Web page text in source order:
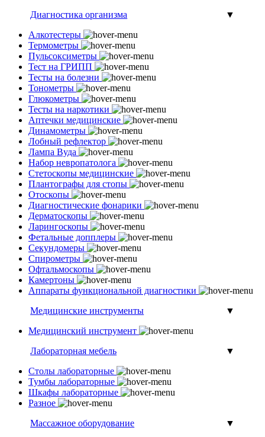
Диагностика организма
▼
Алкотестеры
Термометры
Пульсоксиметры
Тест на ГРИПП
Тесты на болезни
Тонометры
Глюкометры
Тесты на наркотики
Аптечки медицинские
Динамометры
Лобный рефлектор
Лампа Вуда
Набор невропатолога
Стетоскопы медицинские
Плантографы для стопы
Отоскопы
Диагностические фонарики
Дерматоскопы
Ларингоскопы
Фетальные допплеры
Секундомеры
Спирометры
Офтальмоскопы
Камертоны
Аппараты функциональной диагностики
Медицинские инструменты
▼
Медицинский инструмент
Лабораторная мебель
▼
Столы лабораторные
Тумбы лабораторные
Шкафы лабораторные
Разное
Массажное оборудование
▼